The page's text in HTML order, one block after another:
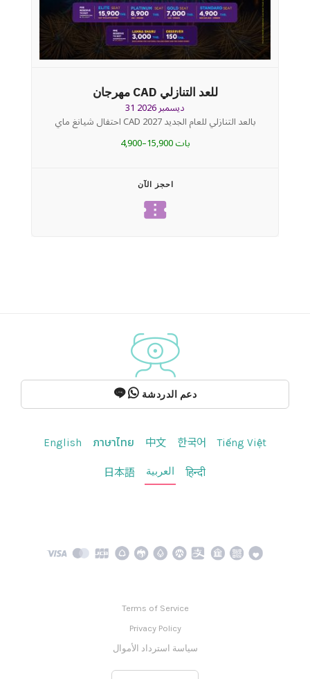
مهرجان CAD للعد التنازلي
31 ديسمبر 2026
احتفال شيانغ ماي CAD بالعد التنازلي للعام الجديد 2027
4,900–15,900 بات
احجز الآن
confirmation_number
دعم الدردشة
English ภาษาไทย 中文 한국어 Tiếng Việt
日本語 العربية हिन्दी
Terms of Service
Privacy Policy
سياسة استرداد الأموال